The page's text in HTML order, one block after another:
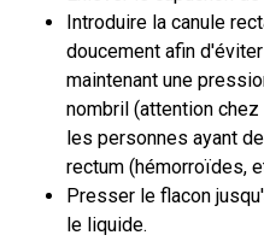
Introduire la canule
doucement afin
maintenant une
nombril (attention
les personnes ayant
rectum (hémorroïdes,
Presser le flacon
le liquide.